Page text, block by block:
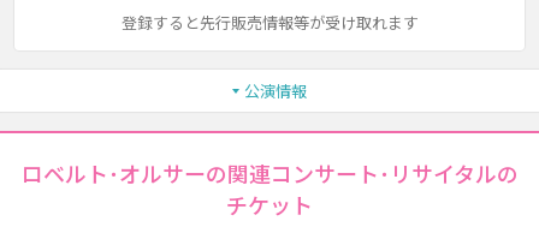
登録すると先行販売情報等が受け取れます
公演情報
ロベルト･オルサーの関連コンサート･リサイタルの
チケット